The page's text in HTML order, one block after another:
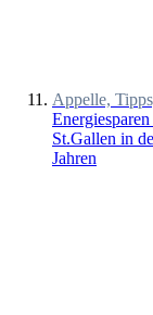
Appelle,
St.Gallen in
Jahren